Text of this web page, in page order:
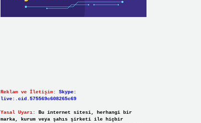
Reklam ve İletişim:
Skype:
live:.cid.575569c608265c69
Yasal Uyarı:
Bu internet sitesi, herhangi bir
marka, kurum veya şahıs şirketi ile hiçbir